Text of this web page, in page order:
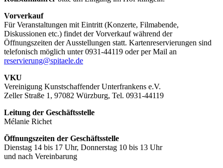
Vorverkauf
Für Veranstaltungen mit Eintritt (Konzerte, Filmabende,
Diskussionen etc.) findet der Vorverkauf während der
Öffnungszeiten der Ausstellungen statt. Kartenreservierungen sind
telefonisch möglich unter 0931-44119 oder per Mail an
reservierung@spitaele.de
VKU
Vereinigung Kunstschaffender Unterfrankens e.V.
Zeller Straße 1, 97082 Würzburg, Tel. 0931-44119
Leitung der Geschäftsstelle
Mélanie Richet
Öffnungszeiten der Geschäftsstelle
Dienstag 14 bis 17 Uhr, Donnerstag 10 bis 13 Uhr
und nach Vereinbarung